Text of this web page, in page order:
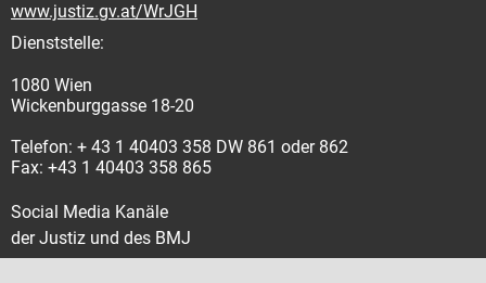
www.justiz.gv.at/WrJGH
Dienststelle:
1080 Wien
Wickenburggasse 18-20
Telefon: + 43 1 40403 358 DW 861 oder 862
Fax: +43 1 40403 358 865
Social Media Kanäle
der Justiz und des BMJ